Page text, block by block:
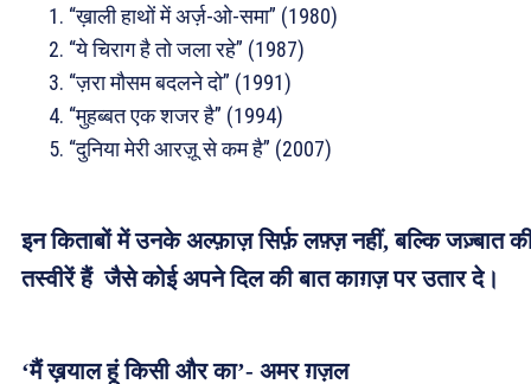
“ख़ाली हाथों में अर्ज़-ओ-समा” (1980)
“ये चिराग है तो जला रहे” (1987)
“ज़रा मौसम बदलने दो” (1991)
“मुहब्बत एक शजर है” (1994)
“दुनिया मेरी आरज़ू से कम है” (2007)
इन किताबों में उनके अल्फ़ाज़ सिर्फ़ लफ़्ज़ नहीं, बल्कि जज़्बात
तस्वीरें हैं जैसे कोई अपने दिल की बात काग़ज़ पर उतार दे।
‘मैं ख़याल हूं किसी और का’- अमर ग़ज़ल